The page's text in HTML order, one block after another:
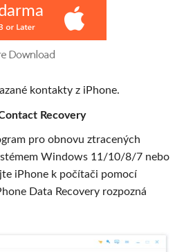
kontakty z iPhone.
Recovery
pro obnovu ztracených
Windows 11/10/8/7 nebo
iPhone k počítači pomocí
Data Recovery rozpozná